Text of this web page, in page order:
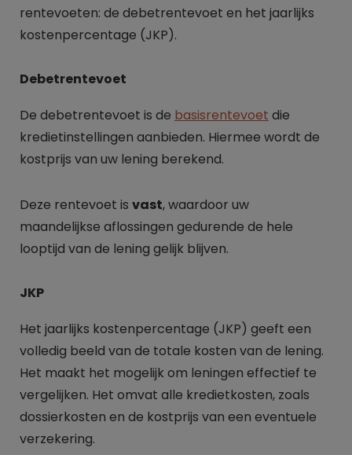
rentevoeten: de debetrentevoet en het jaarlijks
kostenpercentage (JKP).
Debetrentevoet
De debetrentevoet is de basisrentevoet die
kredietinstellingen aanbieden. Hiermee wordt de
kostprijs van uw lening berekend.
Deze rentevoet is vast, waardoor uw
maandelijkse aflossingen gedurende de hele
looptijd van de lening gelijk blijven.
JKP
Het jaarlijks kostenpercentage (JKP) geeft een
volledig beeld van de totale kosten van de lening.
Het maakt het mogelijk om leningen effectief te
vergelijken. Het omvat alle kredietkosten, zoals
dossierkosten en de kostprijs van een eventuele
verzekering.